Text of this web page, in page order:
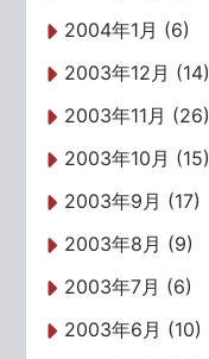
2004年1月 (6)
2003年12月 (14)
2003年11月 (26)
2003年10月 (15)
2003年9月 (17)
2003年8月 (9)
2003年7月 (6)
2003年6月 (10)